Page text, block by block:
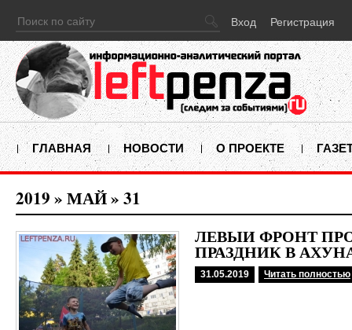
Вход Регистрация
ГЛАВНАЯ НОВОСТИ О ПРОЕКТЕ
2019 » МАЙ» 31
ЛЕВЫЙ ФРОНТ
ПРАЗДНИК В
31.05.2019 Читать полностью